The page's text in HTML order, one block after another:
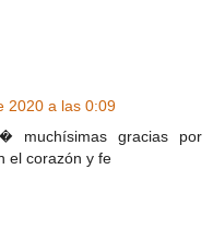
2020 a las 0:09
muchísimas gracias por
el corazón y fe